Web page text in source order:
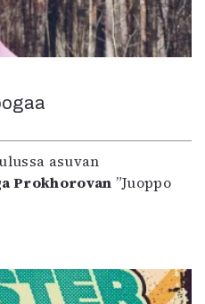
asuvan
Prokhorovan ”Juoppo